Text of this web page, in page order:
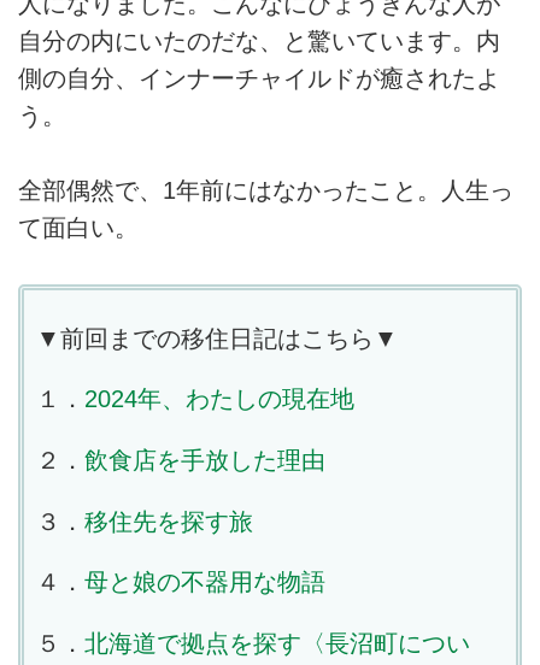
自分の内にいたのだな、と驚いています。内
側の自分、インナーチャイルドが癒されたよ
う。
全部偶然で、1年前にはなかったこと。人生っ
て面白い。
▼前回までの移住日記はこちら▼
１． 2024年、わたしの現在地
２． 飲食店を手放した理由
３． 移住先を探す旅
４． 母と娘の不器用な物語
５． 北海道で拠点を探す〈長沼町につい